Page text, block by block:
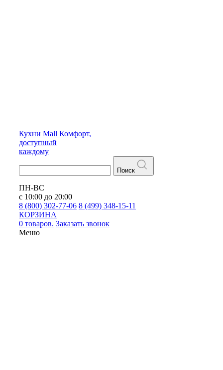
Кухни Mall Комфорт,
доступный
каждому
Поиск
ПН-ВС
с 10:00 до 20:00
8 (800) 302-77-06 8 (499) 348-15-11
КОРЗИНА
0 товаров. Заказать звонок
Меню